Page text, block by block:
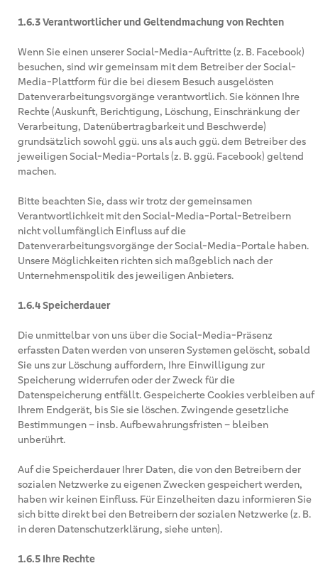
1.6.3 Verantwortlicher und Geltendmachung von Rechten
Wenn Sie einen unserer Social-Media-Auftritte (z. B. Facebook)
besuchen, sind wir gemeinsam mit dem Betreiber der Social-
Media-Plattform für die bei diesem Besuch ausgelösten
Datenverarbeitungsvorgänge verantwortlich. Sie können Ihre
Rechte (Auskunft, Berichtigung, Löschung, Einschränkung der
Verarbeitung, Datenübertragbarkeit und Beschwerde)
grundsätzlich sowohl ggü. uns als auch ggü. dem Betreiber des
jeweiligen Social-Media-Portals (z. B. ggü. Facebook) geltend
machen.
Bitte beachten Sie, dass wir trotz der gemeinsamen
Verantwortlichkeit mit den Social-Media-Portal-Betreibern
nicht vollumfänglich Einfluss auf die
Datenverarbeitungsvorgänge der Social-Media-Portale haben.
Unsere Möglichkeiten richten sich maßgeblich nach der
Unternehmenspolitik des jeweiligen Anbieters.
1.6.4 Speicherdauer
Die unmittelbar von uns über die Social-Media-Präsenz
erfassten Daten werden von unseren Systemen gelöscht, sobald
Sie uns zur Löschung auffordern, Ihre Einwilligung zur
Speicherung widerrufen oder der Zweck für die
Datenspeicherung entfällt. Gespeicherte Cookies verbleiben auf
Ihrem Endgerät, bis Sie sie löschen. Zwingende gesetzliche
Bestimmungen – insb. Aufbewahrungsfristen – bleiben
unberührt.
Auf die Speicherdauer Ihrer Daten, die von den Betreibern der
sozialen Netzwerke zu eigenen Zwecken gespeichert werden,
haben wir keinen Einfluss. Für Einzelheiten dazu informieren Sie
sich bitte direkt bei den Betreibern der sozialen Netzwerke (z. B.
in deren Datenschutzerklärung, siehe unten).
1.6.5 Ihre Rechte